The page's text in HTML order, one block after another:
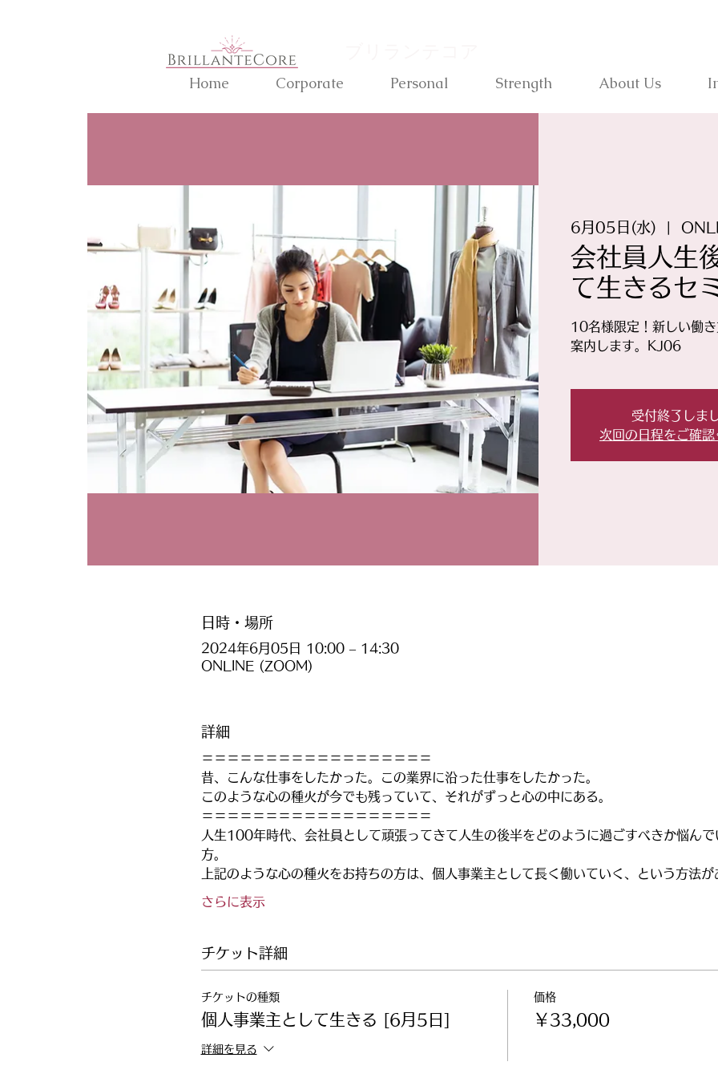
Home Corporate Personal Strength About Us
6月05日(水)
会社員人生
て生きるセ
10名様限定！新しい働
案内します。KJ06
受付終了しま
次回の日程をご確認
日時・場所
2024年6月05日 10:00 – 14:30
ONLINE (ZOOM)
詳細
＝＝＝＝＝＝＝＝＝＝＝＝＝＝＝＝＝＝
昔、こんな仕事をしたかった。この業界に沿った仕事をしたかった。
このような心の種火が今でも残っていて、それがずっと心の中にある。
＝＝＝＝＝＝＝＝＝＝＝＝＝＝＝＝＝＝
人生100年時代、会社員として頑張ってきて人生の後半をどのように過ごすべきか悩ん
方。
上記のような心の種火をお持ちの方は、個人事業主として長く働いていく、という方法が
さらに表示
チケット詳細
チケットの種類
個人事業主として生きる [6月5日]
詳細を見る
価格
￥33,000